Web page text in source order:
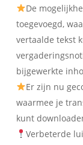
De
toegevoegd,
vertaalde tekst
bijgewerkte
Er zijn nu
waarmee je
kunt
Verbeterde